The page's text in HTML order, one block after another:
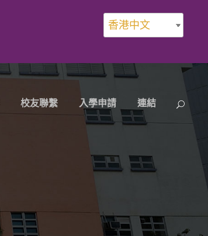
香港中文
校友聯繫 入學申請 連結